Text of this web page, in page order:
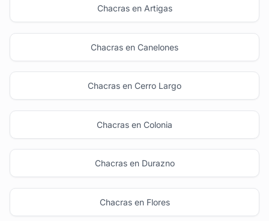
Chacras en Artigas
Chacras en Canelones
Chacras en Cerro Largo
Chacras en Colonia
Chacras en Durazno
Chacras en Flores